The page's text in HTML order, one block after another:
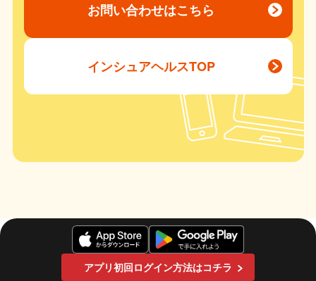
お問い合わせはこちら
インシュアヘルスTOP
アプリ初回ログイン方法はコチラ